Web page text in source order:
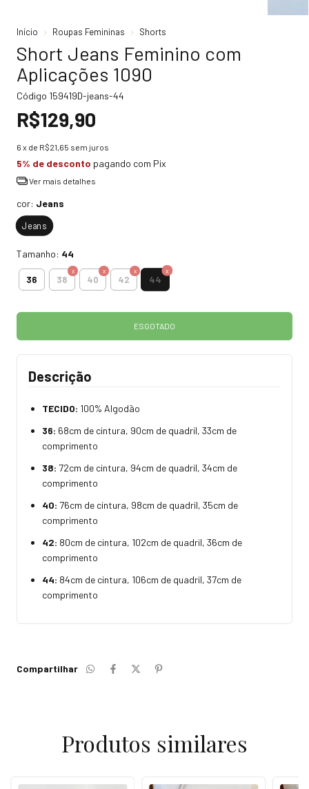
Início Roupas Femininas Shorts
Short Jeans Feminino com
Aplicações 1090
Código 159419D-jeans-44
R$129,90
6 x de R$21,65 sem juros
5% de desconto pagando com Pix
Ver mais detalhes
cor: Jeans
Jeans
Tamanho: 44
36 38 40 42 44
Descrição
TECIDO: 100% Algodão
36: 68cm de cintura, 90cm de quadril, 33cm de
comprimento
38: 72cm de cintura, 94cm de quadril, 34cm de
comprimento
40: 76cm de cintura, 98cm de quadril, 35cm de
comprimento
42: 80cm de cintura, 102cm de quadril, 36cm de
comprimento
44: 84cm de cintura, 106cm de quadril, 37cm de
comprimento
Compartilhar
Produtos similares